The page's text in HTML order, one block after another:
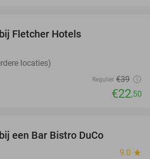
Fletcher Hotels
locaties)
Regulier €39
€22,50
een Bar Bistro DuCo
9.0 star